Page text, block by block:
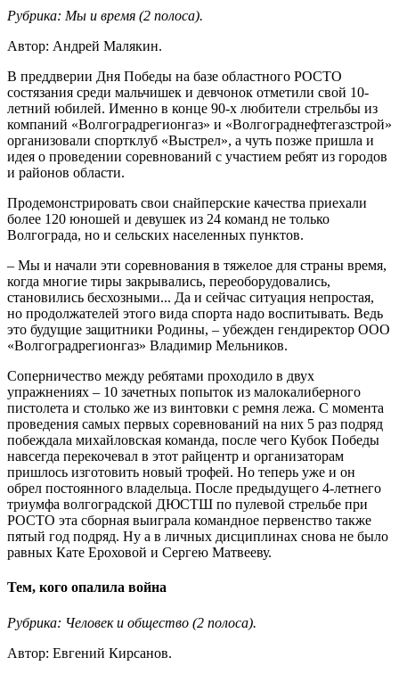
Рубрика: Мы и время (2 полоса).
Автор: Андрей Малякин.
В преддверии Дня Победы на базе областного РОСТО
состязания среди мальчишек и девчонок отметили свой 10-
летний юбилей. Именно в конце 90-х любители стрельбы из
компаний «Волгоградрегионгаз» и «Волгограднефтегазстрой»
организовали спортклуб «Выстрел», а чуть позже пришла и
идея о проведении соревнований с участием ребят из городов
и районов области.
Продемонстрировать свои снайперские качества приехали
более 120 юношей и девушек из 24 команд не только
Волгограда, но и сельских населенных пунктов.
– Мы и начали эти соревнования в тяжелое для страны время,
когда многие тиры закрывались, переоборудовались,
становились бесхозными... Да и сейчас ситуация непростая,
но продолжателей этого вида спорта надо воспитывать. Ведь
это будущие защитники Родины, – убежден гендиректор ООО
«Волгоградрегионгаз» Владимир Мельников.
Соперничество между ребятами проходило в двух
упражнениях – 10 зачетных попыток из малокалиберного
пистолета и столько же из винтовки с ремня лежа. С момента
проведения самых первых соревнований на них 5 раз подряд
побеждала михайловская команда, после чего Кубок Победы
навсегда перекочевал в этот райцентр и организаторам
пришлось изготовить новый трофей. Но теперь уже и он
обрел постоянного владельца. После предыдущего 4-летнего
триумфа волгоградской ДЮСТШ по пулевой стрельбе при
РОСТО эта сборная выиграла командное первенство также
пятый год подряд. Ну а в личных дисциплинах снова не было
равных Кате Ероховой и Сергею Матвееву.
Тем, кого опалила война
Рубрика: Человек и общество (2 полоса).
Автор: Евгений Кирсанов.